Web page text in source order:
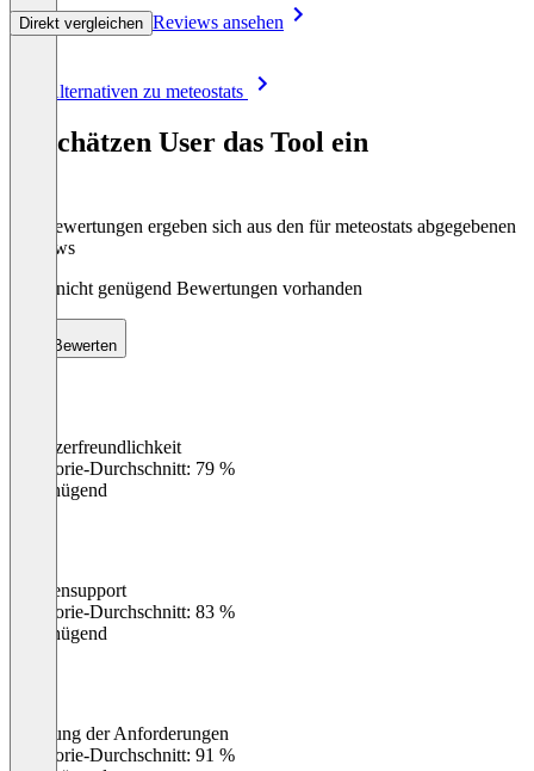
Direkt vergleichen Reviews ansehen
Alle Alternativen zu meteostats
So schätzen User das Tool ein
Die Bewertungen ergeben sich aus den für meteostats abgegebenen
Reviews
Noch nicht genügend Bewertungen vorhanden
Bewerten
Benutzerfreundlichkeit
Kategorie-Durchschnitt: 79 %
Ungenügend
Kundensupport
Kategorie-Durchschnitt: 83 %
Ungenügend
Erfüllung der Anforderungen
Kategorie-Durchschnitt: 91 %